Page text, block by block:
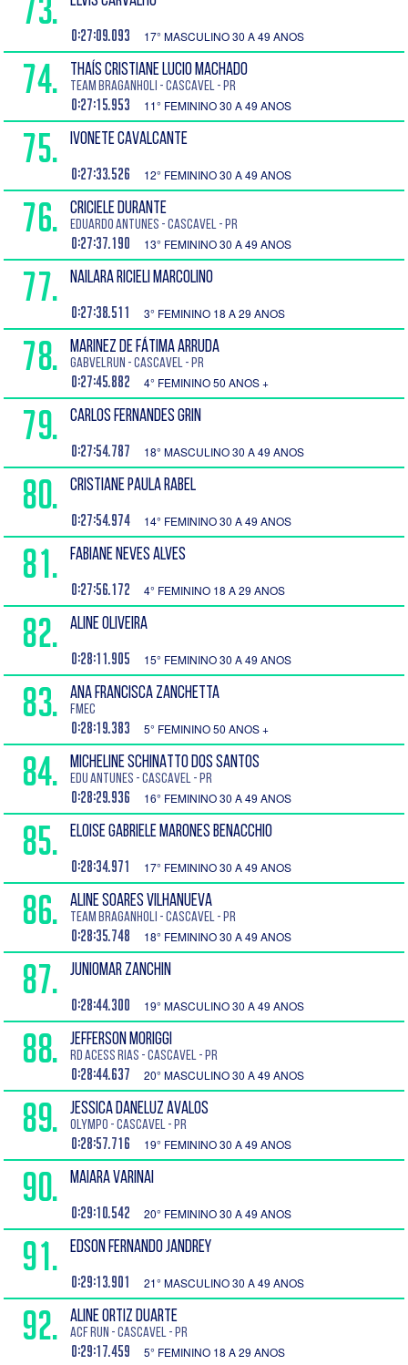
73.
0:27:09.093 17° MASCULINO 30 A 49 ANOS
74. THAÍS CRISTIANE LUCIO MACHADO
Team Braganholi - Cascavel - PR
0:27:15.953 11° FEMININO 30 A 49 ANOS
75. IVONETE CAVALCANTE
0:27:33.526 12° FEMININO 30 A 49 ANOS
76. CRICIELE DURANTE
EDUARDO ANTUNES - Cascavel - PR
0:27:37.190 13° FEMININO 30 A 49 ANOS
77. NAILARA RICIELI MARCOLINO
0:27:38.511 3° FEMININO 18 A 29 ANOS
78. MARINEZ DE FÁTIMA ARRUDA
GABVELRUN - Cascavel - PR
0:27:45.882 4° FEMININO 50 ANOS +
79. CARLOS FERNANDES GRIN
0:27:54.787 18° MASCULINO 30 A 49 ANOS
80. CRISTIANE PAULA RABEL
0:27:54.974 14° FEMININO 30 A 49 ANOS
81. FABIANE NEVES ALVES
0:27:56.172 4° FEMININO 18 A 29 ANOS
82. ALINE OLIVEIRA
0:28:11.905 15° FEMININO 30 A 49 ANOS
83. ANA FRANCISCA ZANCHETTA
FMEC
0:28:19.383 5° FEMININO 50 ANOS +
84. MICHELINE SCHINATTO DOS SANTOS
Edu Antunes - Cascavel - PR
0:28:29.936 16° FEMININO 30 A 49 ANOS
85. ELOISE GABRIELE MARONES BENACCHIO
0:28:34.971 17° FEMININO 30 A 49 ANOS
86. ALINE SOARES VILHANUEVA
Team Braganholi - Cascavel - PR
0:28:35.748 18° FEMININO 30 A 49 ANOS
87. JUNIOMAR ZANCHIN
0:28:44.300 19° MASCULINO 30 A 49 ANOS
88. JEFFERSON MORIGGI
RD Acess rias - Cascavel - PR
0:28:44.637 20° MASCULINO 30 A 49 ANOS
89. JESSICA DANELUZ AVALOS
Olympo - Cascavel - PR
0:28:57.716 19° FEMININO 30 A 49 ANOS
90. MAIARA VARINAI
0:29:10.542 20° FEMININO 30 A 49 ANOS
91. EDSON FERNANDO JANDREY
0:29:13.901 21° MASCULINO 30 A 49 ANOS
92. ALINE ORTIZ DUARTE
ACF run - Cascavel - PR
0:29:17.459 5° FEMININO 18 A 29 ANOS